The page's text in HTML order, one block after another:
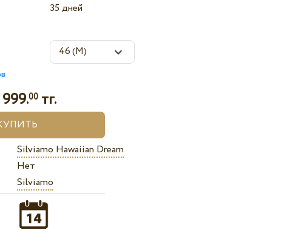
35 дней
00 тг.
Silviamo Hawaiian Dream
Нет
Silviamo